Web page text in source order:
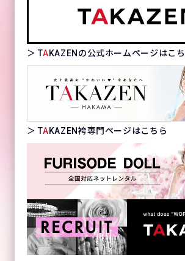
＞ TAKAZENの公式ホームページはこ
＞ TAKAZEN袴専門ページはこちら